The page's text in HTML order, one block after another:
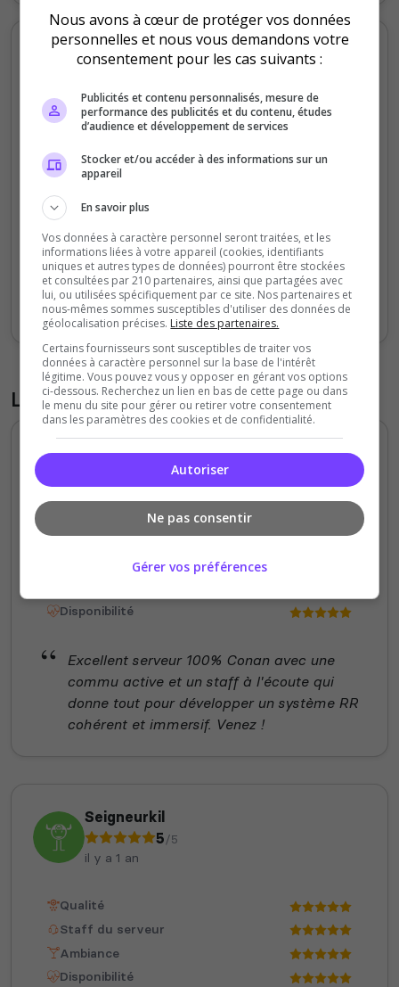
Votes et clics mensuels
0
100
200
Sept Oct Nov Déc Jan Fév Mars Avr Mai Juil
Votes Clics
Liste des avis du serveur
SuperT
/5
Qualité
Staff du serveur
Disponibilité
Excellent serveur 100% Conan avec une
commu active et un staff à l'écoute qui
donne tout pour développer un système RR
cohérent et immersif. Venez !
Seigneurkil
5/5
il y a 1 an
Qualité
Staff du serveur
Ambiance
Disponibilité
Nous avons à cœur de protéger vos données
personnelles et nous vous demandons votre
consentement pour les cas suivants :
Publicités et contenu personnalisés, mesure de
performance des publicités et du contenu, études
d’audience et développement de services
Stocker et/ou accéder à des informations sur un
appareil
En savoir plus
Vos données à caractère personnel seront traitées, et les
informations liées à votre appareil (cookies, identifiants
uniques et autres types de données) pourront être stockées
et consultées par 210 partenaires, ainsi que partagées avec
lui, ou utilisées spécifiquement par ce site. Nos partenaires et
nous-mêmes sommes susceptibles d'utiliser des données de
géolocalisation précises. Liste des partenaires.
Certains fournisseurs sont susceptibles de traiter vos
données à caractère personnel sur la base de l'intérêt
légitime. Vous pouvez vous y opposer en gérant vos options
ci-dessous. Recherchez un lien en bas de cette page ou dans
le menu du site pour gérer ou retirer votre consentement
dans les paramètres des cookies et de confidentialité.
Autoriser
Ne pas consentir
Gérer vos préférences